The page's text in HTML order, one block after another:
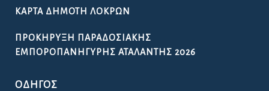
ΚΆΡΤΑ ΔΗΜΌΤΗ ΛΟΚΡΏΝ
ΠΡΟΚΉΡΥΞΗ ΠΑΡΑΔΟΣΙΑΚΉΣ
ΕΜΠΟΡΟΠΑΝΉΓΥΡΗΣ ΑΤΑΛΆΝΤΗΣ 2026
ΟΔΗΓΌΣ